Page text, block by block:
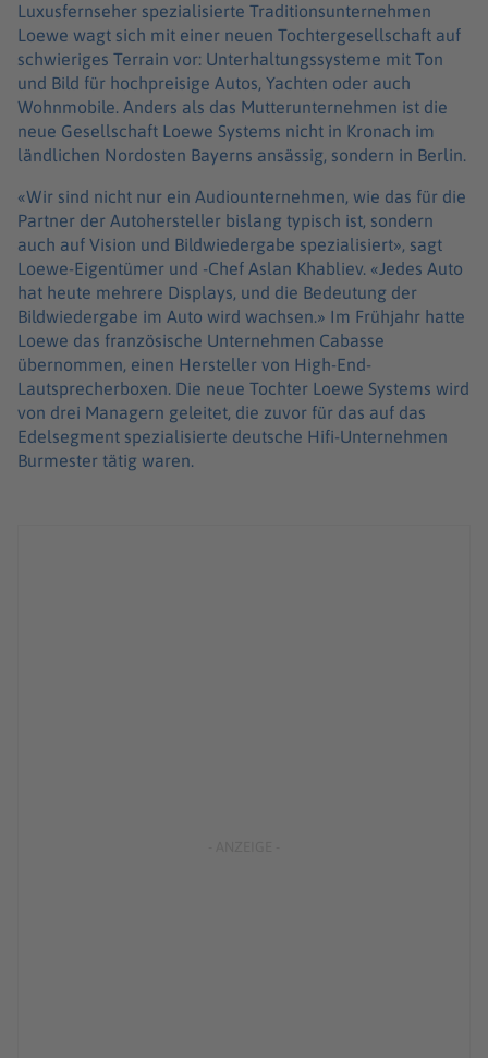
Luxusfernseher spezialisierte Traditionsunternehmen
Loewe wagt sich mit einer neuen Tochtergesellschaft auf
schwieriges Terrain vor: Unterhaltungssysteme mit Ton
und Bild für hochpreisige Autos, Yachten oder auch
Wohnmobile. Anders als das Mutterunternehmen ist die
neue Gesellschaft Loewe Systems nicht in Kronach im
ländlichen Nordosten Bayerns ansässig, sondern in Berlin.
«Wir sind nicht nur ein Audiounternehmen, wie das für die
Partner der Autohersteller bislang typisch ist, sondern
auch auf Vision und Bildwiedergabe spezialisiert», sagt
Loewe-Eigentümer und -Chef Aslan Khabliev. «Jedes Auto
hat heute mehrere Displays, und die Bedeutung der
Bildwiedergabe im Auto wird wachsen.» Im Frühjahr hatte
Loewe das französische Unternehmen Cabasse
übernommen, einen Hersteller von High-End-
Lautsprecherboxen. Die neue Tochter Loewe Systems wird
von drei Managern geleitet, die zuvor für das auf das
Edelsegment spezialisierte deutsche Hifi-Unternehmen
Burmester tätig waren.